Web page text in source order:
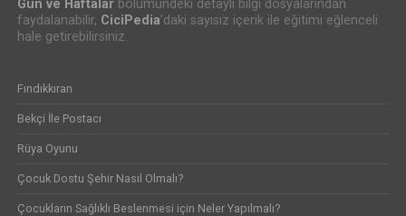
Gün ve Haftalarbölümündeki detaylı bilgi dosyalarından
faydalanabilir, CiciPedia’daki sayısız içerik ile eğitimi eğlenceli
hale getirebilirsiniz.
Fındıkkıran
Bekçi İle Postacı
Rüya Oyunu
Çocuk Dostu Şehir Nasıl Olmalı?
Çocukların Sağlıklı Beslenmesi için Neler Yapılmalı?